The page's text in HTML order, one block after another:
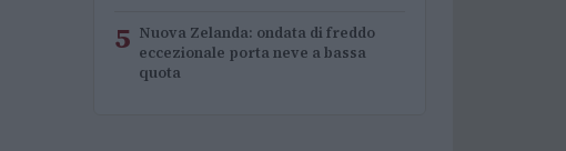
5 Nuova Zelanda: ondata di freddo
eccezionale porta neve a bassa
quota